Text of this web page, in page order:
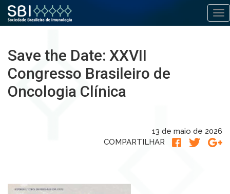
o
conteúdo
Save the Date: XXVII
Congresso Brasileiro de
Oncologia Clínica
13 de maio de 2026
COMPARTILHAR